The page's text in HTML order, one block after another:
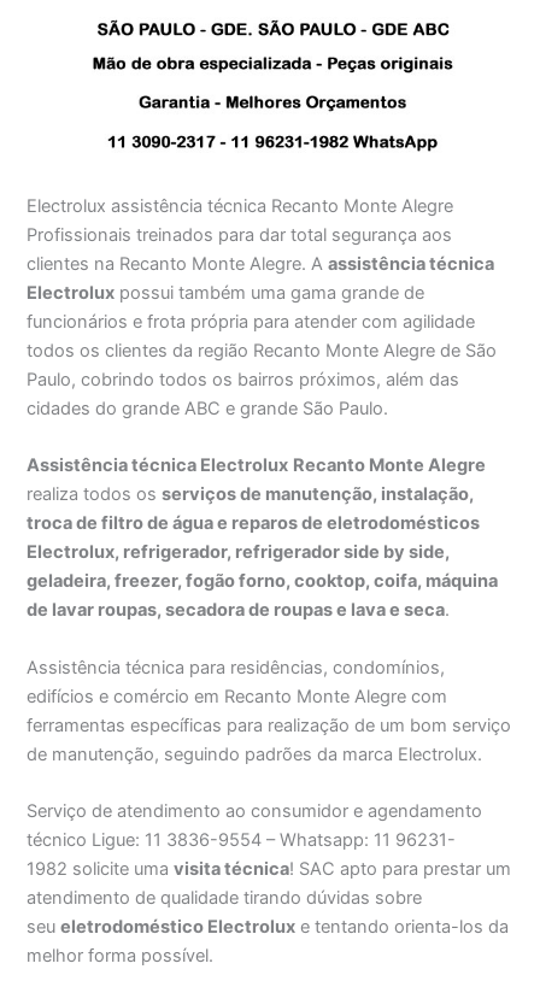
Electrolux assistência técnica Recanto Monte Alegre
Profissionais treinados para dar total segurança aos
clientes na Recanto Monte Alegre. Aassistência técnica
Electrolux possui também uma gama grande de
funcionários e frota própria para atender com agilidade
todos os clientes da região Recanto Monte Alegre de São
Paulo, cobrindo todos os bairros próximos, além das
cidades do grande ABC e grande São Paulo.
Assistência técnica Electrolux Recanto Monte Alegre
realiza todos osserviços de manutenção, instalação,
troca de filtro de água e reparos de eletrodomésticos
Electrolux, refrigerador, refrigerador side by side,
geladeira, freezer, fogão forno, cooktop, coifa, máquina
de lavar roupas, secadora de roupas e lava e seca.
Assistência técnica para residências, condomínios,
edifícios e comércio em Recanto Monte Alegre com
ferramentas específicas para realização de um bom serviço
de manutenção, seguindo padrões da marca Electrolux.
Serviço de atendimento ao consumidor e agendamento
técnico Ligue: 11 3836-9554 – Whatsapp: 11 96231-
1982 solicite umavisita técnica! SAC apto para prestar um
atendimento de qualidade tirando dúvidas sobre
seueletrodoméstico Electrolux e tentando orienta-los da
melhor forma possível.